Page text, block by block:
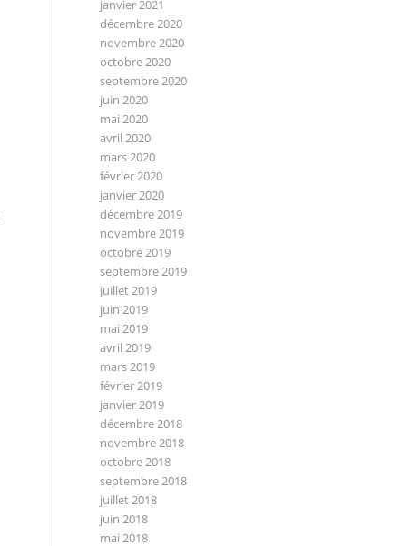
janvier 2021
décembre 2020
novembre 2020
octobre 2020
septembre 2020
juin 2020
mai 2020
avril 2020
mars 2020
février 2020
janvier 2020
décembre 2019
novembre 2019
octobre 2019
septembre 2019
juillet 2019
juin 2019
mai 2019
avril 2019
mars 2019
février 2019
janvier 2019
décembre 2018
novembre 2018
octobre 2018
septembre 2018
juillet 2018
juin 2018
mai 2018